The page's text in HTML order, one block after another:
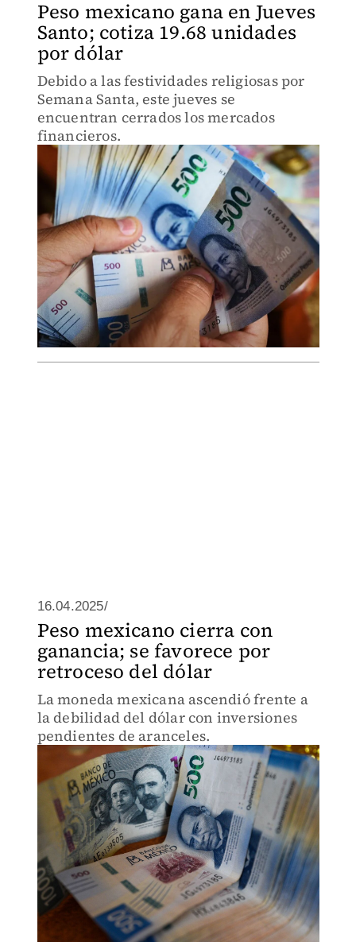
Peso mexicano gana en Jueves
Santo; cotiza 19.68 unidades
por dólar
Debido a las festividades religiosas por
Semana Santa, este jueves se
encuentran cerrados los mercados
financieros.
16.04.2025/
Peso mexicano cierra con
ganancia; se favorece por
retroceso del dólar
La moneda mexicana ascendió frente a
la debilidad del dólar con inversiones
pendientes de aranceles.